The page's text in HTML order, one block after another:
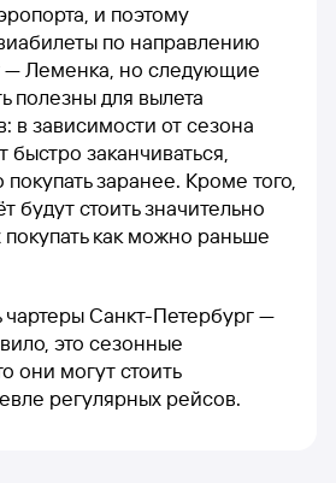
и поэтому
по направлению
— Леменка, но следующие
полезны для вылета
в зависимости от сезона
заканчиваться,
заранее. Кроме того,
будут стоить значительно
как можно раньше
чартеры Санкт-Петербург —
это сезонные
они могут стоить
регулярных рейсов.